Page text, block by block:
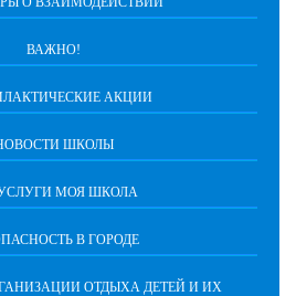
ВАЖНО!
АКЦИИ
ШКОЛЫ
МОЯ ШКОЛА
В ГОРОДЕ
ОТДЫХА ДЕТЕЙ И ИХ